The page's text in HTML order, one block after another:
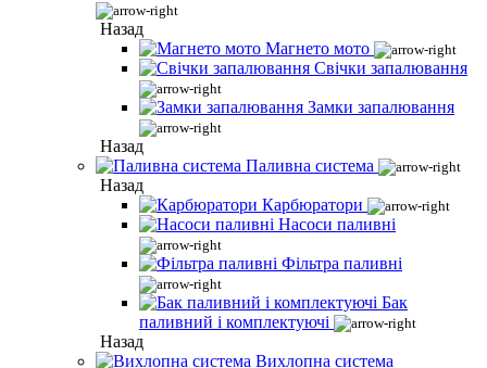
Назад
Магнето мото
Свічки запалювання
Замки запалювання
Назад
Паливна система
Назад
Карбюратори
Насоси паливні
Фільтра паливні
Бак
паливний і комплектуючі
Назад
Вихлопна система